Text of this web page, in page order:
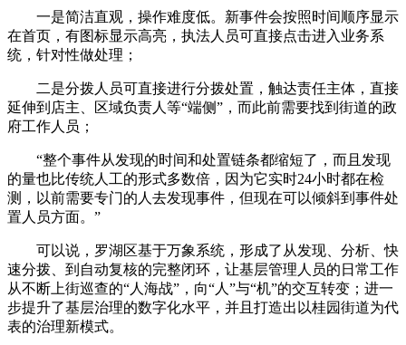
一是简洁直观，操作难度低。新事件会按照时间顺序显示
在首页，有图标显示高亮，执法人员可直接点击进入业务系
统，针对性做处理；
二是分拨人员可直接进行分拨处置，触达责任主体，直接
延伸到店主、区域负责人等“端侧”，而此前需要找到街道的政
府工作人员；
“整个事件从发现的时间和处置链条都缩短了，而且发现
的量也比传统人工的形式多数倍，因为它实时24小时都在检
测，以前需要专门的人去发现事件，但现在可以倾斜到事件处
置人员方面。”
可以说，罗湖区基于万象系统，形成了从发现、分析、快
速分拨、到自动复核的完整闭环，让基层管理人员的日常工作
从不断上街巡查的“人海战”，向“人”与“机”的交互转变；进一
步提升了基层治理的数字化水平，并且打造出以桂园街道为代
表的治理新模式。